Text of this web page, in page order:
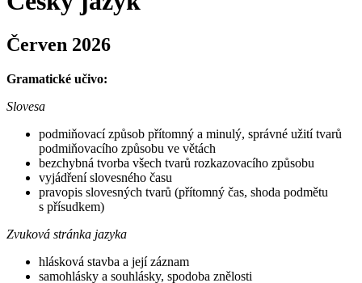
Červen 2026
Gramatické učivo:
Slovesa
podmiňovací způsob přítomný a minulý, správné užití tvarů
podmiňovacího způsobu ve větách
bezchybná tvorba všech tvarů rozkazovacího způsobu
vyjádření slovesného času
pravopis slovesných tvarů (přítomný čas, shoda podmětu
s přísudkem)
Zvuková stránka jazyka
hlásková stavba a její záznam
samohlásky a souhlásky, spodoba znělosti